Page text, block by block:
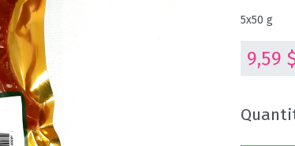
5x50 g
9,59